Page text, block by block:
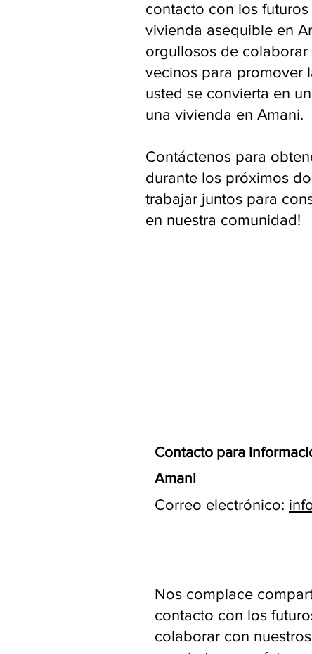
contacto con los
vivienda asequible en
orgullosos de
vecinos para promover
usted se convierta en
una vivienda en Amani.
Contáctenos para
durante los próximos
trabajar juntos para
en nuestra comunidad!
Contacto para
Amani
Correo electrónico:
Nos complace
contacto con los
colaborar con